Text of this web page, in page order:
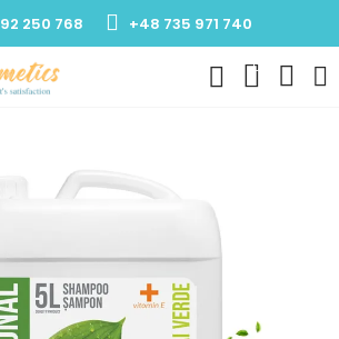
250 768 +48 735 971 740
0